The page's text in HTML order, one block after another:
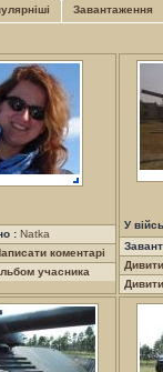
Завантаження
: Natka
коментарі
учасника
У